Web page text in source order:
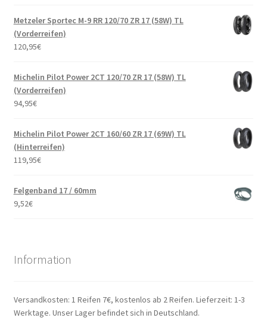
Metzeler Sportec M-9 RR 120/70 ZR 17 (58W) TL
(Vorderreifen)
120,95€
Michelin Pilot Power 2CT 120/70 ZR 17 (58W) TL
(Vorderreifen)
94,95€
Michelin Pilot Power 2CT 160/60 ZR 17 (69W) TL
(Hinterreifen)
119,95€
Felgenband 17 / 60mm
9,52€
Information
Versandkosten: 1 Reifen 7€, kostenlos ab 2 Reifen. Lieferzeit: 1-3
Werktage. Unser Lager befindet sich in Deutschland.